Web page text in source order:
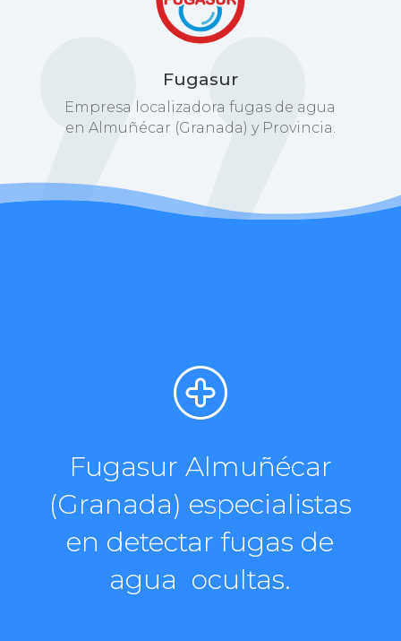
Fugasur
Empresa localizadora fugas de agua
en Almuñécar (Granada) y Provincia.
Fugasur Almuñécar
(Granada) especialistas
en detectar fugas de
agua ocultas.